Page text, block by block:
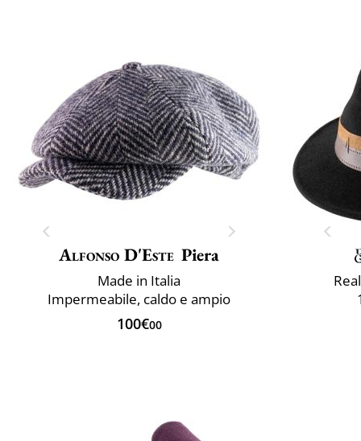
Alfonso D'Este Piera
Made in Italia
Impermeabile, caldo e ampio
100€00